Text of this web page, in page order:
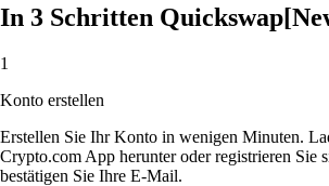
In 3 Schritten
1
Konto erstellen
Erstellen Sie Ihr Konto in wenigen Minuten.
Crypto.com App herunter oder registrieren Sie
bestätigen Sie Ihre E-Mail.